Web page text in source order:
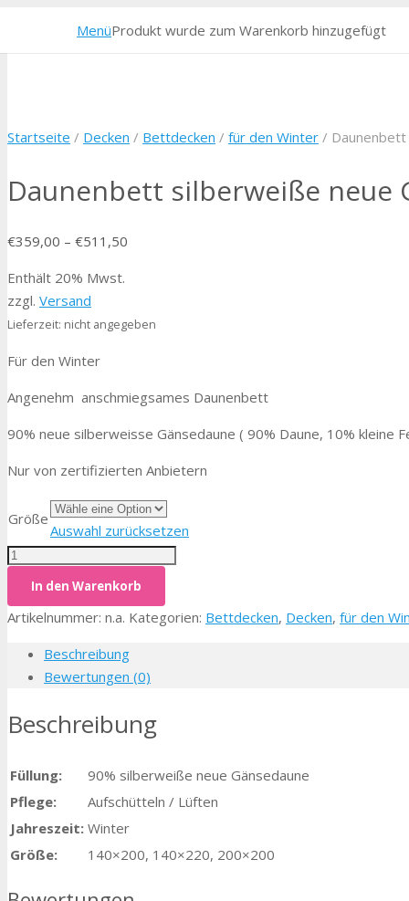
MenüProdukt wurde zum Warenkorb hinzugefügt
Startseite / Decken / Bettdecken / für den Winter / Daunenbett
Daunenbett silberweiße neue
€359,00 – €511,50
Enthält 20% Mwst.
zzgl. Versand
Lieferzeit: nicht angegeben
Für den Winter
Angenehm anschmiegsames Daunenbett
90% neue silberweisse Gänsedaune ( 90% Daune, 10% kleine
Nur von zertifizierten Anbietern
Größe
Auswahl zurücksetzen
Anzahl
In den Warenkorb
Artikelnummer: n.a. Kategorien: Bettdecken, Decken, für den
Beschreibung
Bewertungen (0)
Beschreibung
Füllung:
90% silberweiße neue Gänsedaune
Pflege:
Aufschütteln / Lüften
Jahreszeit: Winter
Größe:
140×200, 140×220, 200×200